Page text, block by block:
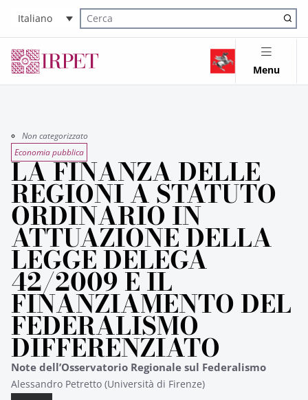
Italiano
Cerca nel sito
Menu
Non categorizzato
Economia pubblica
LA FINANZA DELLE
REGIONI A STATUTO
ORDINARIO IN
ATTUAZIONE DELLA
LEGGE DELEGA
42/2009 E IL
FINANZIAMENTO DEL
FEDERALISMO
DIFFERENZIATO
Note dell’Osservatorio Regionale sul Federalismo
Alessandro Petretto (Università di Firenze)